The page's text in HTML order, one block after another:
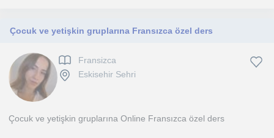
Çocuk ve yetişkin gruplarına Fransızca özel ders
Fransizca
Eskisehir Sehri
Çocuk ve yetişkin gruplarına Online Fransızca özel ders